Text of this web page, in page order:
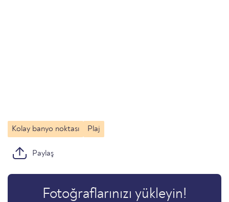
Kolay banyo noktası Plaj
Paylaş
Fotoğraflarınızı yükleyin!